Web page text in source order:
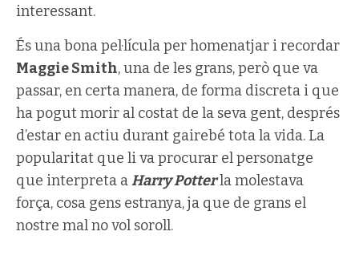
interessant.
És una bona pel·lícula per homenatjar i recordar
Maggie Smith, una de les grans, però que va
passar, en certa manera, de forma discreta i que
ha pogut morir al costat de la seva gent, després
d’estar en actiu durant gairebé tota la vida. La
popularitat que li va procurar el personatge
que interpreta aHarry Potterla molestava
força, cosa gens estranya, ja que de grans el
nostre mal no vol soroll.